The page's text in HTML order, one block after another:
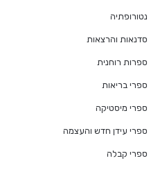
נטורופתיה
סדנאות והרצאות
ספרות רוחנית
ספרי בריאות
ספרי מיסטיקה
ספרי עידן חדש והעצמה
ספרי קבלה